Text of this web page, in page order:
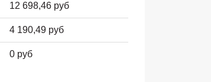
12 698,46 руб
4 190,49 руб
0 руб